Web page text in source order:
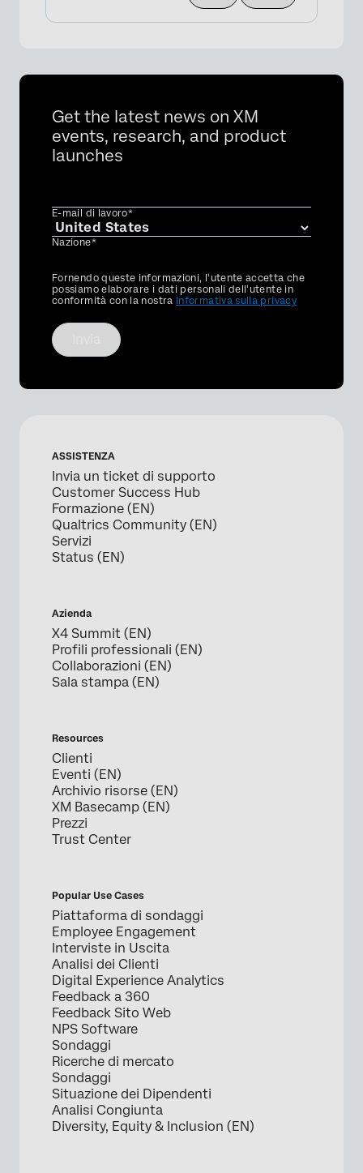
Get the latest news on XM
events, research, and product
launches
E-mail di lavoro*
Nazione*
Privacy
Optin
Fornendo queste informazioni, l'utente accetta che
possiamo elaborare i dati personali dell'utente in
conformità con la nostra Informativa sulla privacy
ASSISTENZA
Invia un ticket di supporto
Customer Success Hub
Formazione (EN)
Qualtrics Community (EN)
Servizi
Status (EN)
Azienda
X4 Summit (EN)
Profili professionali (EN)
Collaborazioni (EN)
Sala stampa (EN)
Resources
Clienti
Eventi (EN)
Archivio risorse (EN)
XM Basecamp (EN)
Prezzi
Trust Center
Popular Use Cases
Piattaforma di sondaggi
Employee Engagement
Interviste in Uscita
Analisi dei Clienti
Digital Experience Analytics
Feedback a 360
Feedback Sito Web
NPS Software
Sondaggi
Ricerche di mercato
Sondaggi
Situazione dei Dipendenti
Analisi Congiunta
Diversity, Equity & Inclusion (EN)